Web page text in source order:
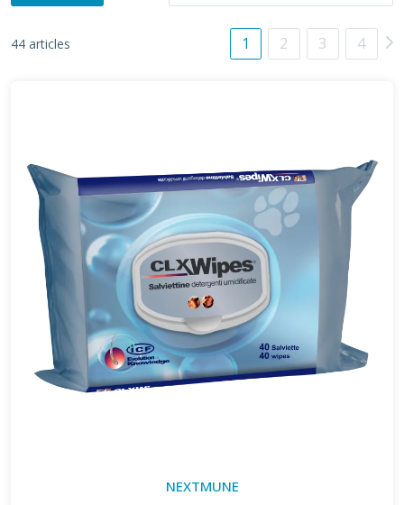
44 articles 1 2 3 4
NEXTMUNE